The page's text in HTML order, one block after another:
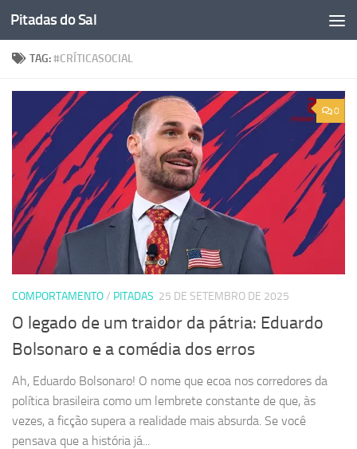
Skip to content
Pitadas do Sal
TAG:#CRÍTICASOCIAL
0
COMPORTAMENTO/ PITADAS 25 DE SETEMBRO DE 2025
O legado de um traidor da pátria: Eduardo
Bolsonaro e a comédia dos erros
Ah, Eduardo Bolsonaro! O nome que ecoa nos corredores da
política brasileira como um lembrete constante de que, às
vezes, a ficção supera a realidade mais absurda. Se você
pensava que a história já...